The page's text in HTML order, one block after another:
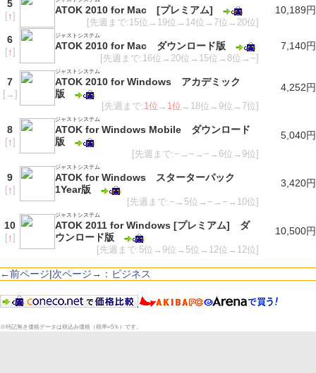
5
[↑]
ATOK 2010 for Mac [プレミアム]
[先週まで:15位→19位→14位→7位→20位]
10,189円
6
[↑]
ジャストシステム
ATOK 2010 for Mac ダウンロード版
[先週まで:16位→20位→15位→8位→−]
7,140円
7
[→ ]
ジャストシステム
ATOK 2010 for Windows アカデミック
版
[先週まで:1位 → 1位 →18位→9位→7位]
4,252円
8
[↑]
ジャストシステム
ATOK for Windows Mobile ダウンロード
版
[先週まで:−→−→−→6位→9位]
5,040円
9
[↑]
ジャストシステム
ATOK for Windows スターターパック
1Year版
[先週まで:−→5位→−→−→10位]
3,420円
10
[↑]
ジャストシステム
ATOK 2011 for Windows [プレミアム] ダ
ウンロード版
[先週まで:5位→9位→5位→12位→12位]
10,500円
←前ページ|次ページ→：ビジネス
※特記無き価格データは税込み価格（税率=5％）です。